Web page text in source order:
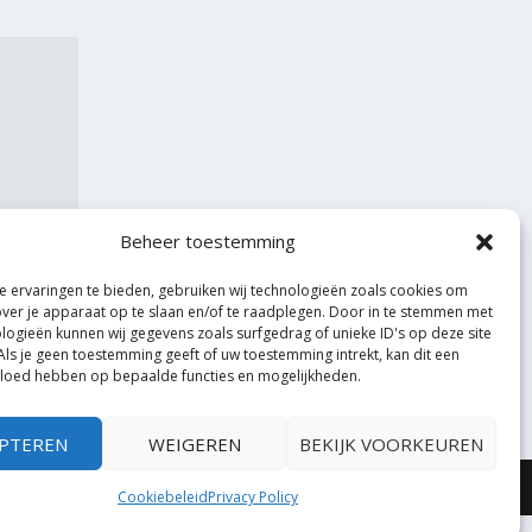
Beheer toestemming
ervaringen te bieden, gebruiken wij technologieën zoals cookies om
je apparaat op te slaan en/of te raadplegen. Door in te stemmen met
kunnen wij gegevens zoals surfgedrag of unieke ID's op deze site
je geen toestemming geeft of uw toestemming intrekt, kan dit een
hebben op bepaalde functies en mogelijkheden.
WEIGEREN BEKIJK VOORKEUREN
CookiebeleidPrivacy Policy